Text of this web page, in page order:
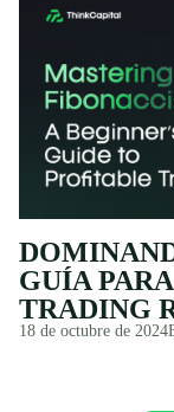
GUÍA
TRADING
18 de octubre de 2024